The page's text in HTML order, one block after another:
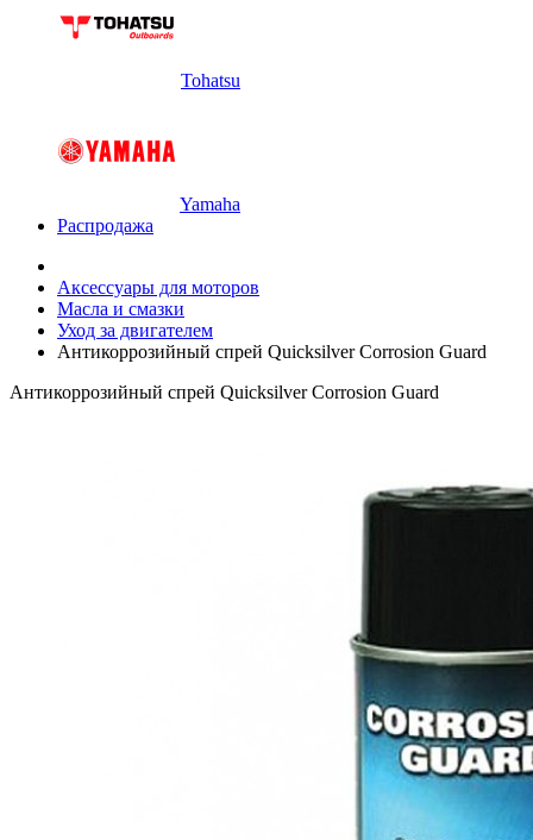
Tohatsu
Yamaha
Распродажа
Аксессуары для моторов
Масла и смазки
Уход за двигателем
Антикоррозийный спрей Quicksilver Corrosion Guard
Антикоррозийный спрей Quicksilver Corrosion Guard